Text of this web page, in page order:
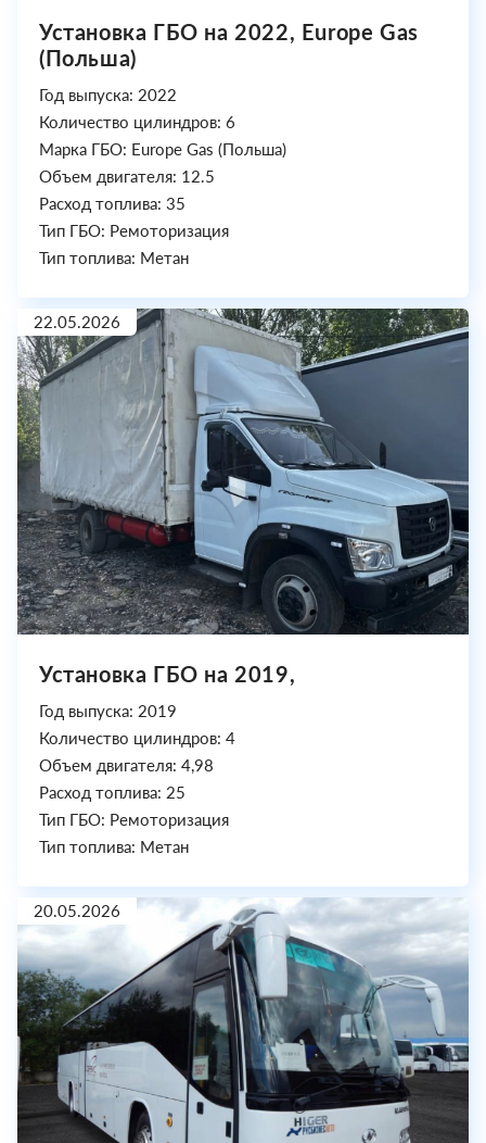
Установка ГБО на 2022, Europe Gas
(Польша)
Год выпуска: 2022
Количество цилиндров: 6
Марка ГБО: Europe Gas (Польша)
Объем двигателя: 12.5
Расход топлива: 35
Тип ГБО: Ремоторизация
Тип топлива: Метан
22.05.2026
Установка ГБО на 2019,
Год выпуска: 2019
Количество цилиндров: 4
Объем двигателя: 4,98
Расход топлива: 25
Тип ГБО: Ремоторизация
Тип топлива: Метан
20.05.2026